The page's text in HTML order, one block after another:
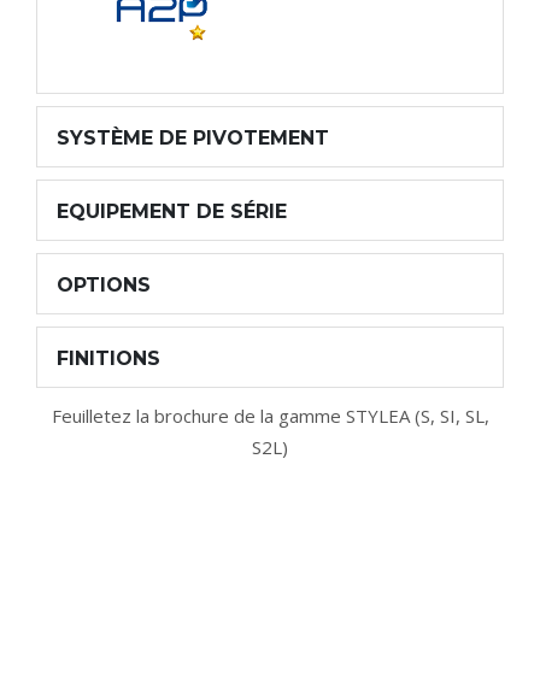
SYSTÈME DE PIVOTEMENT
EQUIPEMENT DE SÉRIE
OPTIONS
FINITIONS
Feuilletez la brochure de la gamme STYLEA (S, SI, SL,
S2L)